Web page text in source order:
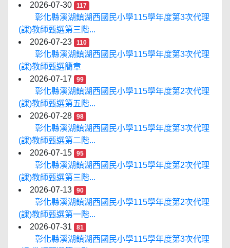
2026-07-30
117
彰化縣溪湖鎮湖西國民小學115學年度第3次代理
(課)教師甄選第三階...
2026-07-23
110
彰化縣溪湖鎮湖西國民小學115學年度第3次代理
(課)教師甄選簡章
2026-07-17
99
彰化縣溪湖鎮湖西國民小學115學年度第2次代理
(課)教師甄選第五階...
2026-07-28
98
彰化縣溪湖鎮湖西國民小學115學年度第3次代理
(課)教師甄選第二階...
2026-07-15
95
彰化縣溪湖鎮湖西國民小學115學年度第2次代理
(課)教師甄選第三階...
2026-07-13
90
彰化縣溪湖鎮湖西國民小學115學年度第2次代理
(課)教師甄選第一階...
2026-07-31
81
彰化縣溪湖鎮湖西國民小學115學年度第3次代理